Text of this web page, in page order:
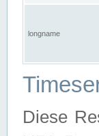
longname
Diese